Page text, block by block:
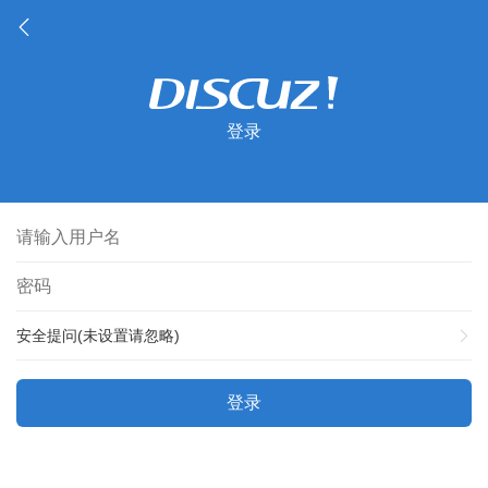
登录
安全提问(未设置请忽略)
登录